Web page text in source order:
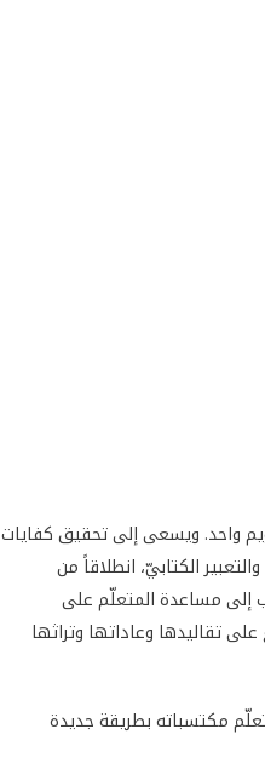
وتقويم واحد. ويسعى إلى تحقيق كفايات
الكتابيّ، انطلاقاً من
إلى مساعدة المتعلّم على
تقاليدها وعاداتها وتراثها
مكتسباته بطريقة جديدة